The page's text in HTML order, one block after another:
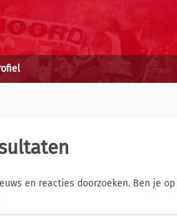
en reacties doorzoeken. Ben je